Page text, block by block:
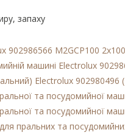
запаху
902986566 M2GCP100
машині Electrolux
Electrolux
та посудомийної
та посудомийної
пральних та